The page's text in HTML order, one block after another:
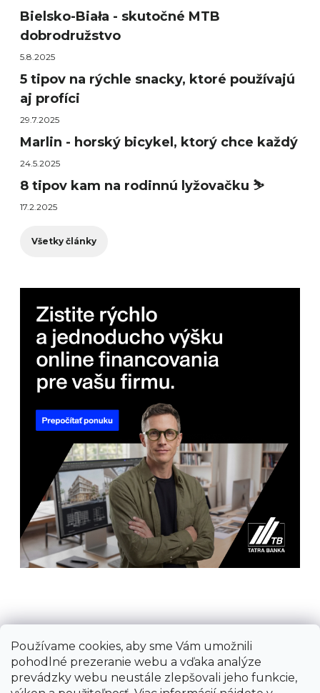
Používame cookies, aby sme Vám umožnili
pohodlné prezeranie webu a vďaka analýze
prevádzky webu neustále zlepšovali jeho funkcie,
Bielsko-Biała - skutočné MTB
dobrodružstvo
5.8.2025
5 tipov na rýchle snacky, ktoré používajú
aj profíci
29.7.2025
Marlin - horský bicykel, ktorý chce každý
24.5.2025
8 tipov kam na rodinnú lyžovačku ⛷️
17.2.2025
Všetky články
Prijímame online platby